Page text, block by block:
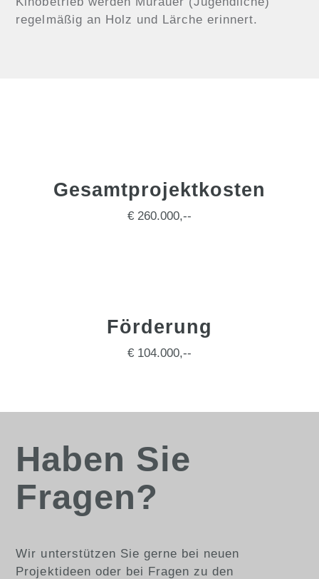
regelmäßig an Holz und Lärche erinnert.
Gesamtprojektkosten
€ 260.000,--
Förderung
€ 104.000,--
Haben Sie
Fragen?
Wir unterstützen Sie gerne bei neuen
Projektideen oder bei Fragen zu den